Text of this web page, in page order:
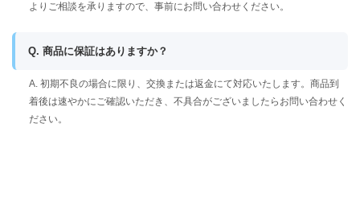
よりご相談を承りますので、事前にお問い合わせください。
Q. 商品に保証はありますか？
A. 初期不良の場合に限り、交換または返金にて対応いたします。商品到
着後は速やかにご確認いただき、不具合がございましたらお問い合わせく
ださい。